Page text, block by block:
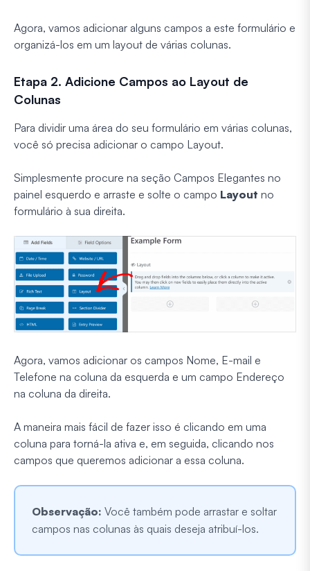
Agora, vamos adicionar alguns campos a este formulário e
organizá-los em um layout de várias colunas.
Etapa 2. Adicione Campos ao Layout de
Colunas
Para dividir uma área do seu formulário em várias colunas,
você só precisa adicionar o campo Layout.
Simplesmente procure na seção Campos Elegantes no
painel esquerdo e arraste e solte o campo Layout no
formulário à sua direita.
Agora, vamos adicionar os campos Nome, E-mail e
Telefone na coluna da esquerda e um campo Endereço
na coluna da direita.
A maneira mais fácil de fazer isso é clicando em uma
coluna para torná-la ativa e, em seguida, clicando nos
campos que queremos adicionar a essa coluna.
Observação: Você também pode arrastar e soltar
campos nas colunas às quais deseja atribuí-los.